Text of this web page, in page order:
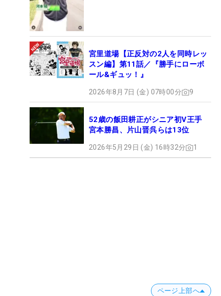
宮里道場【正反対の2人を同時レッ
スン編】第11話／『勝手にローボ
ール&ギュッ！』
2026年8月7日 (金) 07時00分 9
52歳の飯田耕正がシニア初V王手
宮本勝昌、片山晋呉らは13位
2026年5月29日 (金) 16時32分 1
ページ上部へ